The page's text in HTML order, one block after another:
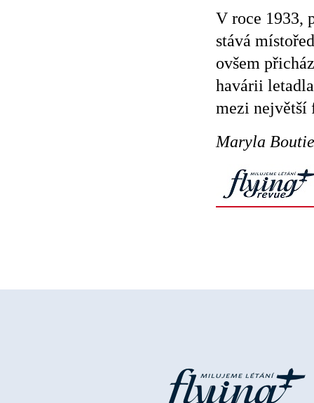
V roce 1933,
stává
ovšem
havárii
mezi největší
Maryla